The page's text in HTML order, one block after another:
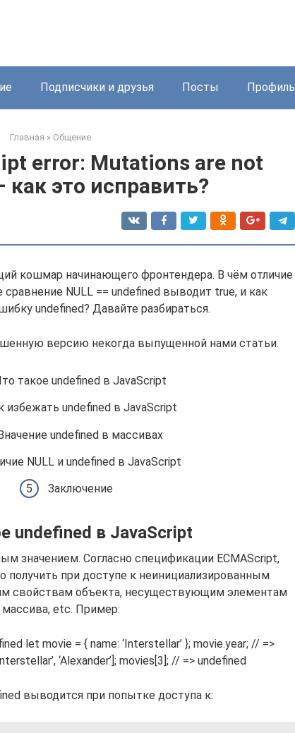
Подписчики и друзья Посты Профиль
Главная » Общение
error: Mutations are not
это исправить?
кошмар начинающего фронтендера. В чём отличие
сравнение NULL == undefined выводит true, и как
undefined? Давайте разбираться.
версию некогда выпущенной нами статьи.
такое undefined в JavaScript
избежать undefined в JavaScript
undefined в массивах
NULL и undefined в JavaScript
Заключение
undefined в JavaScript
значением. Согласно спецификации ECMAScript,
получить при доступе к неинициализированным
свойствам объекта, несуществующим элементам
массива, etc. Пример:
let movie = { name: ‘Interstellar’ }; movie.year; // =>
‘Alexander’]; movies[3]; // => undefined
выводится при попытке доступа к: